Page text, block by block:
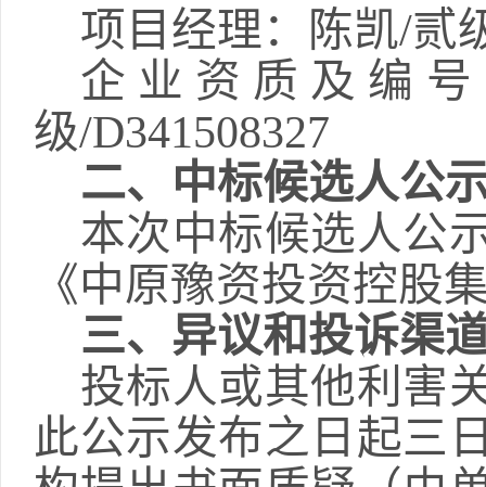
项目经理 ：陈凯/贰
企业资质及编
级/D341508327
二、中标候选人公
本次中标候选人公
《中原豫资投资控股
三、异议和投诉渠
投标人或其他利害
此公示发布之日起三